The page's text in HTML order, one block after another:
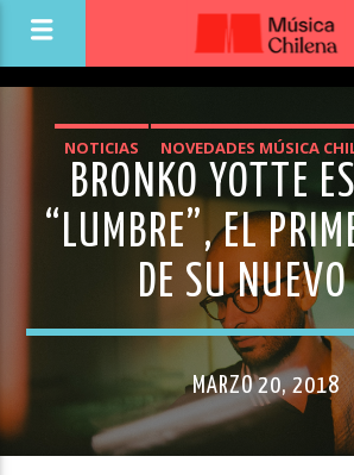
NOTICIAS NOVEDADES MÚSICA
BRONKO YOTTE
“LUMBRE”, EL
DE SU
MARZO 20, 2018